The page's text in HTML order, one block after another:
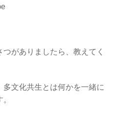
がありましたら、教えてく
文化共生とは何かを一緒に